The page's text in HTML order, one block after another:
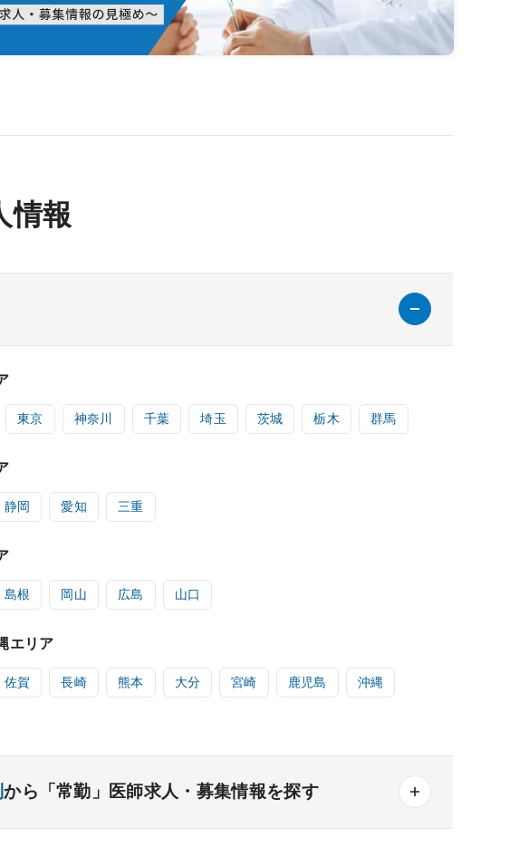
情報
東京 神奈川 千葉 埼玉 茨城 栃木 群馬
静岡 愛知 三重
島根 岡山 広島 山口
エリア
佐賀 長崎 熊本 大分 宮崎 鹿児島 沖縄
から「常勤」医師求人・募集情報を探す